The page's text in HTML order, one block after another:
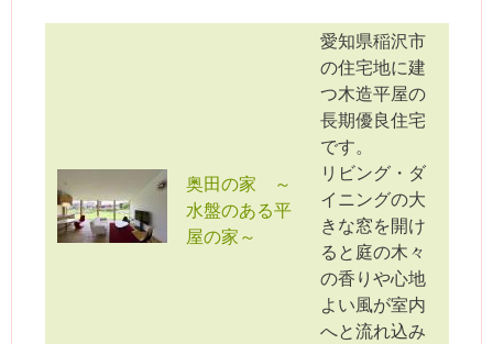
奥田の家 ～
水盤のある平
屋の家～
愛知県稲沢市
の住宅地に建
つ木造平屋の
長期優良住宅
です。
リビング・ダ
イニングの大
きな窓を開け
ると庭の木々
の香りや心地
よい風が室内
へと流れ込み